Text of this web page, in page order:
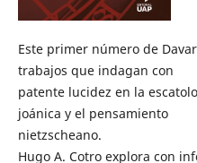
Este primer número de
trabajos que indagan con
patente lucidez en la
joánica y el pensamiento
nietzscheano.
Hugo A. Cotro explora con